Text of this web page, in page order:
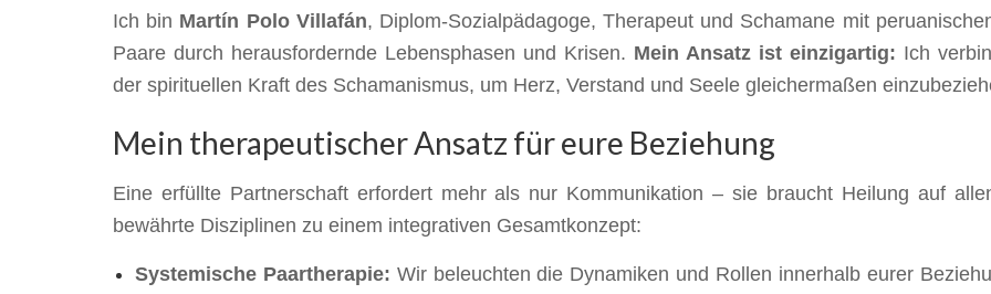
Ich bin Martín Polo Villafán, Diplom-Sozialpädagoge, Therapeut und Schamane mit
Paare durch herausfordernde Lebensphasen und Krisen. Mein Ansatz ist einzigartig: Ich
der spirituellen Kraft des Schamanismus, um Herz, Verstand und Seele gleichermaßen
Mein therapeutischer Ansatz für eure Beziehung
Eine erfüllte Partnerschaft erfordert mehr als nur Kommunikation – sie braucht Heilung auf
bewährte Disziplinen zu einem integrativen Gesamtkonzept:
Systemische Paartherapie: Wir beleuchten die Dynamiken und Rollen innerhalb eurer